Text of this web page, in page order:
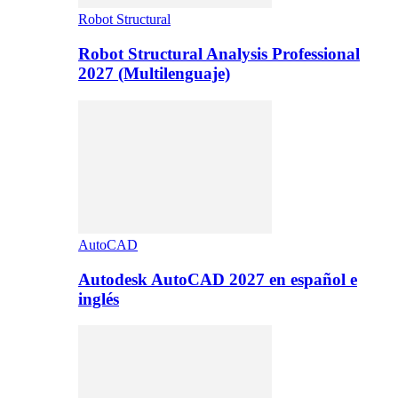
Robot Structural
Robot Structural Analysis Professional
2027 (Multilenguaje)
AutoCAD
Autodesk AutoCAD 2027 en español e
inglés